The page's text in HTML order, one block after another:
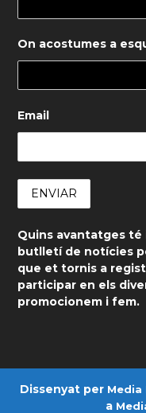
On acostumes a
Email
Quins avantatges té
butlletí de notícies
que et tornis a
participar en els
promocionem i fem.
Dissenyat per Media
a